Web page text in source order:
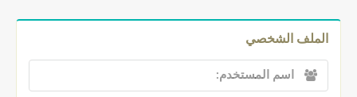
الملف الشخصي